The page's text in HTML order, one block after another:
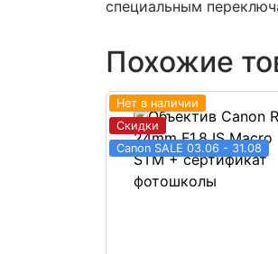
специальным
Похожие
Нет в наличии
Скидки
Canon SALE 03.06 - 31.08